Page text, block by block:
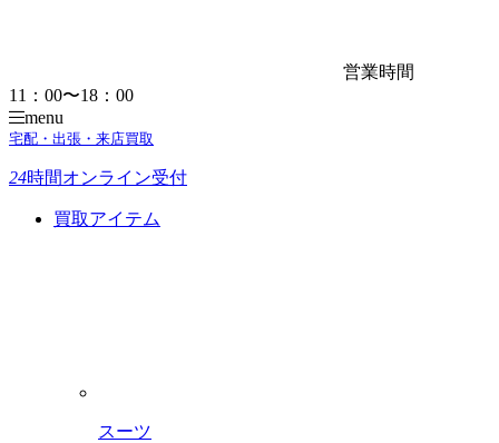
営業時間
11：00〜18：00
menu
宅配・出張・来店買取
24時間オンライン受付
買取アイテム
スーツ